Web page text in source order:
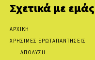
Σχετικά με εμάς
ΑΡΧΙΚΗ
ΧΡΗΣΙΜΕΣ ΕΡΩΤΑΠΑΝΤΗΣΕΙΣ
ΑΠΟΛΥΣΗ